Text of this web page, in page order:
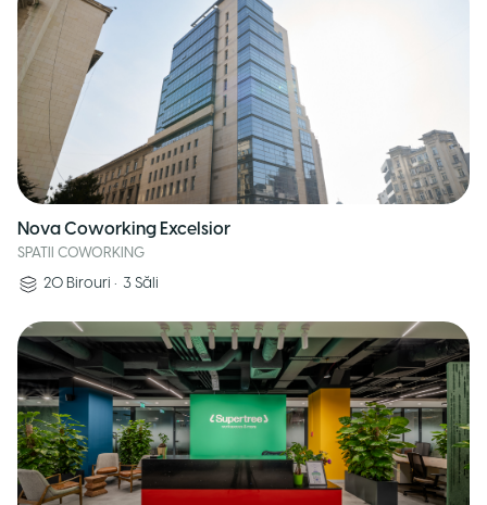
Nova Coworking Excelsior
SPATII COWORKING
20 Birouri • 3 Săli